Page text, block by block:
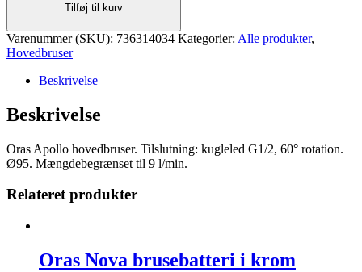
antal
Tilføj til kurv
Varenummer (SKU): 736314034 Kategorier: Alle produkter,
Hovedbruser
Beskrivelse
Beskrivelse
Oras Apollo hovedbruser. Tilslutning: kugleled G1/2, 60° rotation.
Ø95. Mængdebegrænset til 9 l/min.
Relateret produkter
Oras Nova brusebatteri i krom